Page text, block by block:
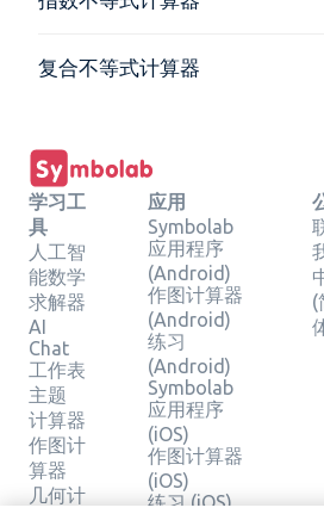
复合不等式计算器
学习工
具
人工智
能数学
求解器
AI
Chat
工作表
主题
计算器
作图计
算器
几何计
应用
Symbolab
应用程序
(Android)
作图计算器
(Android)
练习
(Android)
Symbolab
应用程序
(iOS)
作图计算器
(iOS)
练习 (iOS)
(